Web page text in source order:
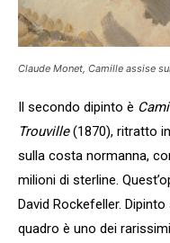
Claude Monet, Camille assise
Il secondo dipinto è
Trouville(1870), ritratto
sulla costa normanna,
milioni di sterline.
David Rockefeller.
quadro è uno dei